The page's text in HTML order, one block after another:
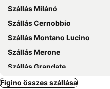
Szállás Milánó
Szállás Cernobbio
Szállás Montano Lucino
Szállás Merone
Szállás Grandate
Figino összes szállása